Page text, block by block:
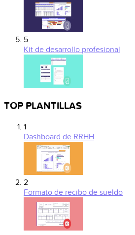
5
Kit de desarrollo profesional
TOP PLANTILLAS
1
Dashboard de RRHH
2
Formato de recibo de sueldo